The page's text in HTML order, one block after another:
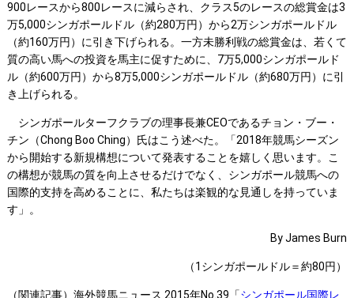
900レースから800レースに減らされ、クラス5のレースの総賞金は3
万5,000シンガポールドル（約280万円）から2万シンガポールドル
（約160万円）に引き下げられる。一方未勝利戦の総賞金は、若くて
質の高い馬への投資を馬主に促すために、7万5,000シンガポールド
ル（約600万円）から8万5,000シンガポールドル（約680万円）に引
き上げられる。
シンガポールターフクラブの理事長兼CEOであるチョン・ブー・
チン（Chong Boo Ching）氏はこう述べた。「2018年競馬シーズン
から開始する新規構想について発表することを嬉しく思います。こ
の構想が競馬の質を向上させるだけでなく、シンガポール競馬への
国際的支持を高めることに、私たちは楽観的な見通しを持っていま
す」。
By James Burn
（1シンガポールドル＝約80円）
（関連記事）海外競馬ニュース 2015年No.39「シンガポール国際レ